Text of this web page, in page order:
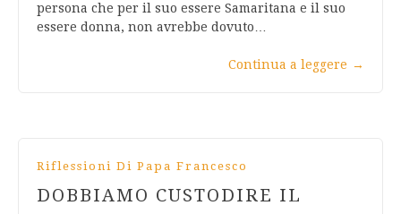
persona che per il suo essere Samaritana e il suo
essere donna, non avrebbe dovuto…
Continua a leggere →
Riflessioni Di Papa Francesco
DOBBIAMO CUSTODIRE IL